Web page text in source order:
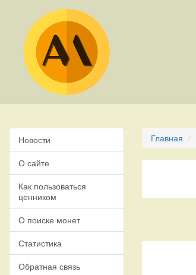
Новости
О сайте
Как пользоваться
ценником
О поиске монет
Статистика
Обратная связь
Главная